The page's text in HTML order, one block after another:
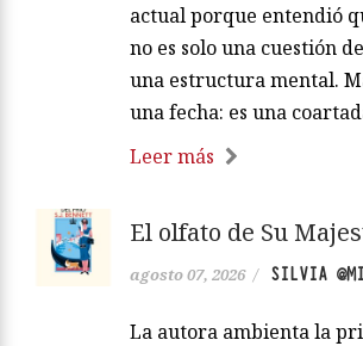
actual porque entendió
no es solo una cuestión
una estructura mental.
una fecha: es una
Leer más
El olfato de Su
agosto 07, 2026 / SILVIA
La autora ambienta la